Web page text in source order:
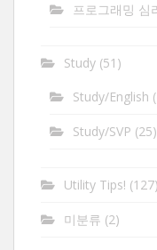
프로그래밍 심
Study (51)
Study/English
Study/SVP (25)
Utility Tips! (127)
미분류 (2)